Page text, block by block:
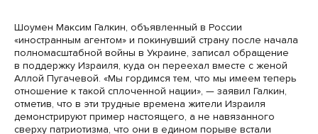
Шоумен Максим Галкин, объявленный в России
«иностранным агентом» и покинувший страну после начала
полномасштабной войны в Украине, записал обращение
в поддержку Израиля, куда он переехал вместе с женой
Аллой Пугачевой. «Мы гордимся тем, что мы имеем теперь
отношение к такой сплоченной нации», — заявил Галкин,
отметив, что в эти трудные времена жители Израиля
демонстрируют пример настоящего, а не навязанного
сверху патриотизма, что они в едином порыве встали